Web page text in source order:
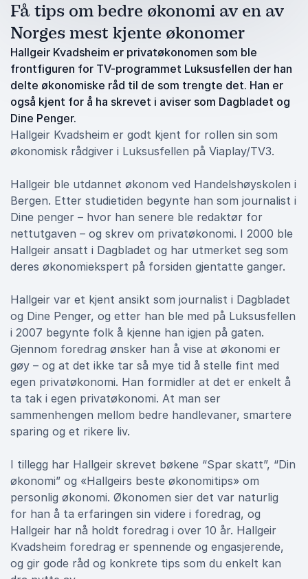
Få tips om bedre økonomi av en av
Norges mest kjente økonomer
Hallgeir Kvadsheim er privatøkonomen som ble
frontfiguren for TV-programmet Luksusfellen der han
delte økonomiske råd til de som trengte det. Han er
også kjent for å ha skrevet i aviser som Dagbladet og
Dine Penger.
Hallgeir Kvadsheim er godt kjent for rollen sin som
økonomisk rådgiver i Luksusfellen på Viaplay/TV3.
Hallgeir ble utdannet økonom ved Handelshøyskolen i
Bergen. Etter studietiden begynte han som journalist i
Dine penger – hvor han senere ble redaktør for
nettutgaven – og skrev om privatøkonomi. I 2000 ble
Hallgeir ansatt i Dagbladet og har utmerket seg som
deres økonomiekspert på forsiden gjentatte ganger.
Hallgeir var et kjent ansikt som journalist i Dagbladet
og Dine Penger, og etter han ble med på Luksusfellen
i 2007 begynte folk å kjenne han igjen på gaten.
Gjennom foredrag ønsker han å vise at økonomi er
gøy – og at det ikke tar så mye tid å stelle fint med
egen privatøkonomi. Han formidler at det er enkelt å
ta tak i egen privatøkonomi. At man ser
sammenhengen mellom bedre handlevaner, smartere
sparing og et rikere liv.
I tillegg har Hallgeir skrevet bøkene “Spar skatt”, “Din
økonomi” og «Hallgeirs beste økonomitips» om
personlig økonomi. Økonomen sier det var naturlig
for han å ta erfaringen sin videre i foredrag, og
Hallgeir har nå holdt foredrag i over 10 år. Hallgeir
Kvadsheim foredrag er spennende og engasjerende,
og gir gode råd og konkrete tips som du enkelt kan